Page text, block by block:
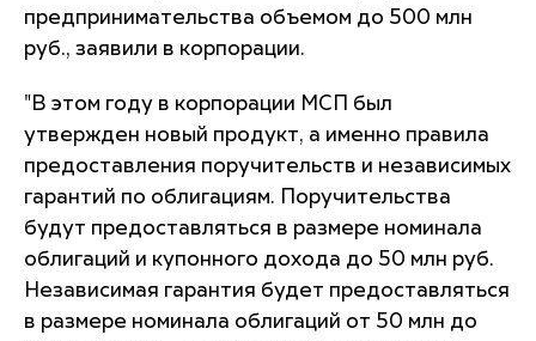
предпринимательства объемом до 500 млн
руб., заявили в корпорации.
"В этом году в корпорации МСП был
утвержден новый продукт, а именно правила
предоставления поручительств и независимых
гарантий по облигациям. Поручительства
будут предоставляться в размере номинала
облигаций и купонного дохода до 50 млн руб.
Независимая гарантия будет предоставляться
в размере номинала облигаций от 50 млн до